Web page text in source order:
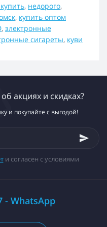
, недорого,
, купить оптом
, электронные
сигареты, куви
акциях и скидках?
и покупайте с выгодой!
и согласен с условиями
- WhatsApp